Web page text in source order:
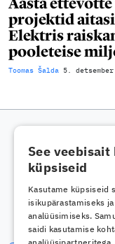
projektid
Elektris
pooleteise
Toomas Šalda 5.
ELEKTRIALA
See veebisait
küpsiseid
Kasutame küpsiseid
isikupärastamiseks
analüüsimiseks.
saidi kasutamise